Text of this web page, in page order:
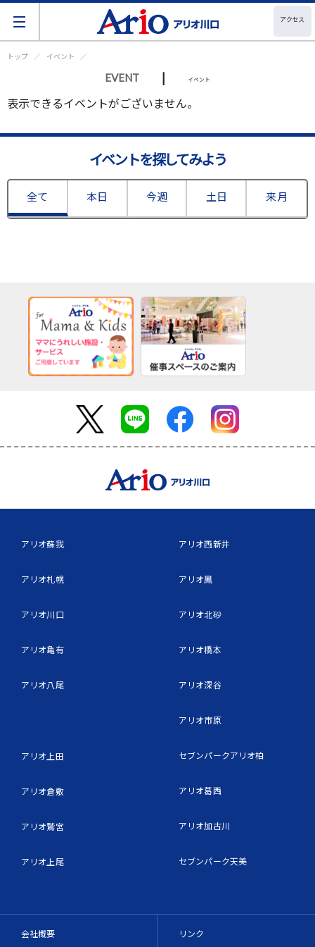
アクセス
トップ イベント
EVENT | イベント
表示できるイベントがございません。
イベントを探してみよう
全て 本日 今週 土日 来月
アリオ蘇我
アリオ札幌
アリオ川口
アリオ亀有
アリオ八尾
アリオ上田
アリオ倉敷
アリオ鷲宮
アリオ上尾
アリオ西新井
アリオ鳳
アリオ北砂
アリオ橋本
アリオ深谷
アリオ市原
セブンパークアリオ柏
アリオ葛西
アリオ加古川
セブンパーク天美
会社概要 リンク